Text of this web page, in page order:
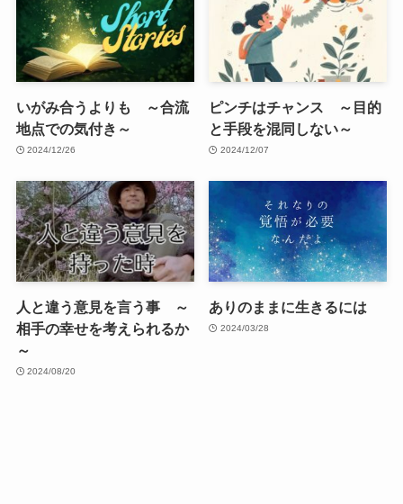
いがみ合うよりも ～合流
地点での気付き～
2024/12/26
ピンチはチャンス ～目的
と手段を混同しない～
2024/12/07
人と違う意見を言う事 ～
相手の幸せを考えられるか
～
2024/08/20
ありのままに生きるには
2024/03/28